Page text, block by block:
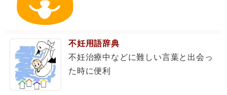
不妊用語辞典
不妊治療中などに難しい言葉と出会っ
た時に便利